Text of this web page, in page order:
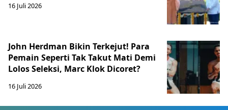
16 Juli 2026
John Herdman Bikin Terkejut! Para
Pemain Seperti Tak Takut Mati Demi
Lolos Seleksi, Marc Klok Dicoret?
16 Juli 2026